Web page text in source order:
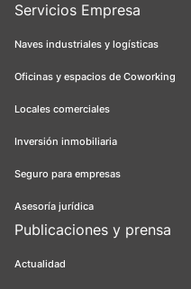
Servicios Empresa
Naves industriales y logísticas
Oficinas y espacios de Coworking
Locales comerciales
Inversión inmobiliaria
Seguro para empresas
Asesoría jurídica
Publicaciones y prensa
Actualidad